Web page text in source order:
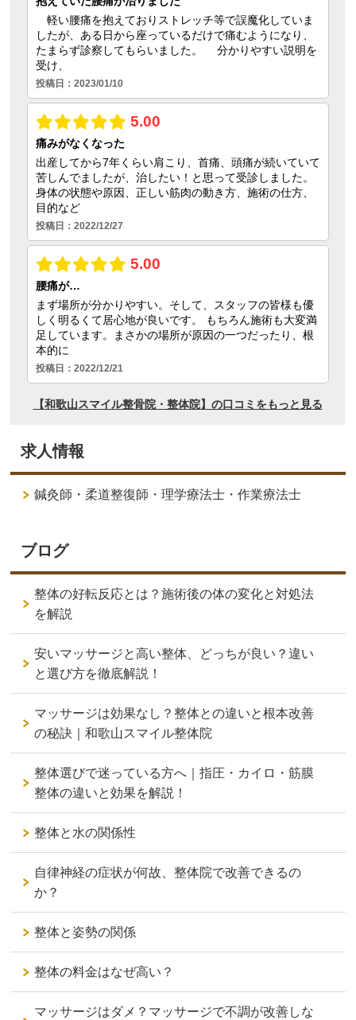
求人情報
鍼灸師・柔道整復師・理学療法士・作業療法士
ブログ
整体の好転反応とは？施術後の体の変化と対処法
を解説
安いマッサージと高い整体、どっちが良い？違い
と選び方を徹底解説！
マッサージは効果なし？整体との違いと根本改善
の秘訣｜和歌山スマイル整体院
整体選びで迷っている方へ｜指圧・カイロ・筋膜
整体の違いと効果を解説！
整体と水の関係性
自律神経の症状が何故、整体院で改善できるの
か？
整体と姿勢の関係
整体の料金はなぜ高い？
マッサージはダメ？マッサージで不調が改善しな